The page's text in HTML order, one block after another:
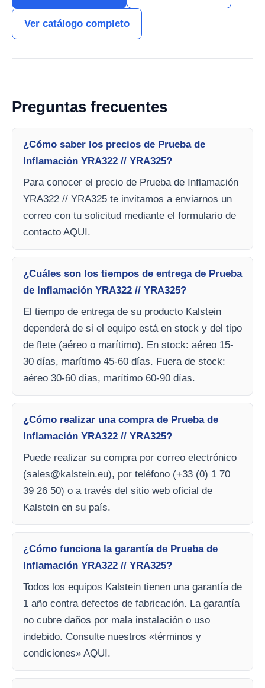
Ver catálogo completo
Preguntas frecuentes
¿Cómo saber los precios de Prueba de
Inflamación YRA322 // YRA325?
Para conocer el precio de Prueba de Inflamación
YRA322 // YRA325 te invitamos a enviarnos un
correo con tu solicitud mediante el formulario de
contacto AQUI.
¿Cuáles son los tiempos de entrega de Prueba
de Inflamación YRA322 // YRA325?
El tiempo de entrega de su producto Kalstein
dependerá de si el equipo está en stock y del tipo
de flete (aéreo o marítimo). En stock: aéreo 15-
30 días, marítimo 45-60 días. Fuera de stock:
aéreo 30-60 días, marítimo 60-90 días.
¿Cómo realizar una compra de Prueba de
Inflamación YRA322 // YRA325?
Puede realizar su compra por correo electrónico
(sales@kalstein.eu), por teléfono (+33 (0) 1 70
39 26 50) o a través del sitio web oficial de
Kalstein en su país.
¿Cómo funciona la garantía de Prueba de
Inflamación YRA322 // YRA325?
Todos los equipos Kalstein tienen una garantía de
1 año contra defectos de fabricación. La garantía
no cubre daños por mala instalación o uso
indebido. Consulte nuestros «términos y
condiciones» AQUI.